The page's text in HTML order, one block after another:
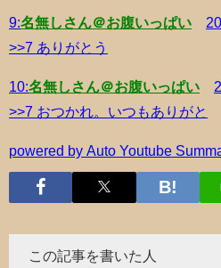
9:名無しさん＠お腹いっぱい
>>7 ありがとう
10:名無しさん＠お腹いっぱい
>>7 おつかれ。いつもありがと
powered by Auto Youtube
この記事を書いた人